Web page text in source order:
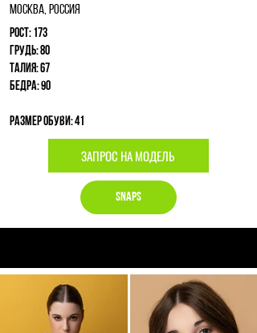
Москва, Россия
Рост: 173
Грудь: 80
Талия: 67
Бедра: 90
Размер обуви: 41
ЗАПРОС НА МОДЕЛЬ
Snaps